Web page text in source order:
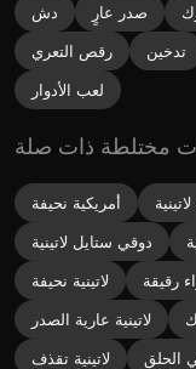
دش صدر عارٍ
رقص التعري
تدخين
لعب الأدوار
مختلطة ذات صلة
أمريكية نحيفة
دوقي ستايل لاتينية
لاتينية نحيفة
رقيقة
لاتينية عارية الصدر
لاتينية تقذف
الحلق